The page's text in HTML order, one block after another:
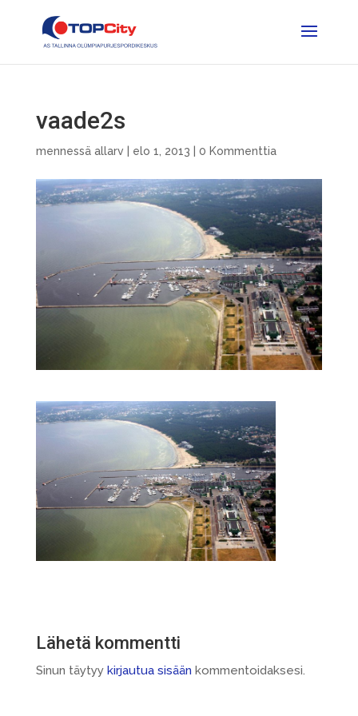
vaade2s
mennessä allarv elo 1, 2013 0 Kommenttia
Lähetä kommentti
Sinun täytyy kirjautua sisään kommentoidaksesi.